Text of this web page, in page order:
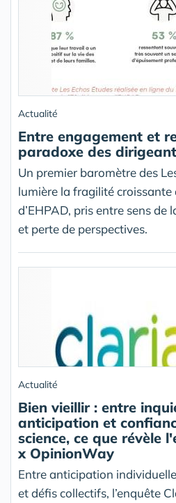
Actualité
Entre engagement et
paradoxe des
Un premier baromètre des
lumière la fragilité
d’EHPAD, pris entre sens de
et perte de perspectives.
Actualité
Bien vieillir : entre
anticipation et
science, ce que révèle
x OpinionWay
Entre anticipation
et défis collectifs, l’enquête